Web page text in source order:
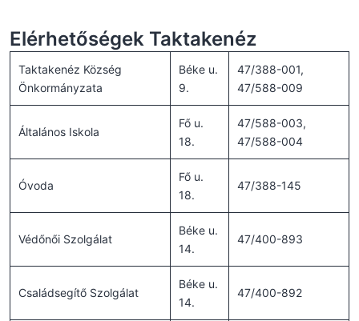
Elérhetőségek Taktakenéz
Taktakenéz Község
Önkormányzata
Béke u.
9.
47/388-001,
47/588-009
Általános Iskola
Fő u.
18.
47/588-003,
47/588-004
Óvoda
Fő u.
18.
47/388-145
Védőnői Szolgálat
Béke u.
14.
47/400-893
Családsegítő Szolgálat
Béke u.
14.
47/400-892